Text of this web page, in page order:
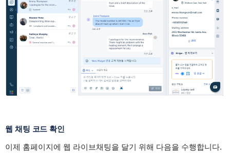
웹 채팅 코드 확인
이제 홈페이지에 웹 라이브채팅을 달기 위해 다음을 수행합니다.